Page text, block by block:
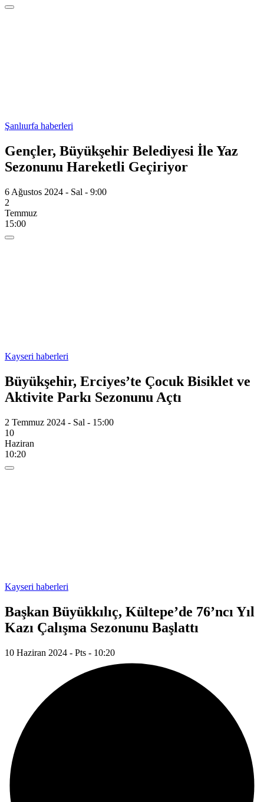
Şanlıurfa haberleri
Gençler, Büyükşehir Belediyesi İle Yaz
Sezonunu Hareketli Geçiriyor
6 Ağustos 2024 - Sal - 9:00
2
Temmuz
15:00
Kayseri haberleri
Büyükşehir, Erciyes’te Çocuk Bisiklet ve
Aktivite Parkı Sezonunu Açtı
2 Temmuz 2024 - Sal - 15:00
10
Haziran
10:20
Kayseri haberleri
Başkan Büyükkılıç, Kültepe’de 76’ncı Yıl
Kazı Çalışma Sezonunu Başlattı
10 Haziran 2024 - Pts - 10:20